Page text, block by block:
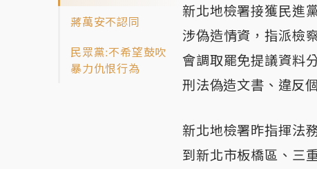
蔣萬安不認同
民眾黨:不希望鼓吹
暴力仇恨行為
新北地檢署接獲民進
涉偽造情資，指派檢
會調取罷免提議資料
刑法偽造文書、違反
新北地檢署昨指揮法
到新北市板橋區、三